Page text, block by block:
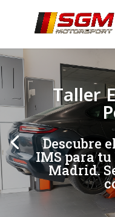
Taller
Descubre
IMS para tu
Madrid.
[/et_pb_slide]